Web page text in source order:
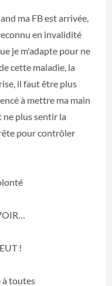
ma FB est arrivée,
en invalidité
je m'adapte pour ne
cette maladie, la
il faut être plus
à mettre ma main
plus sentir la
pour contrôler
!
à toutes